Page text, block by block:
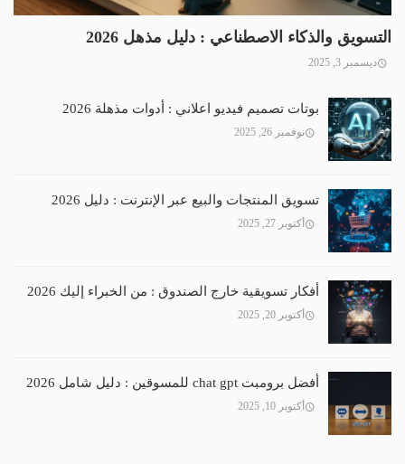
التسويق والذكاء الاصطناعي : دليل مذهل 2026
ديسمبر 3, 2025
بوتات تصميم فيديو اعلاني : أدوات مذهلة 2026
نوفمبر 26, 2025
تسويق المنتجات والبيع عبر الإنترنت : دليل 2026
أكتوبر 27, 2025
أفكار تسويقية خارج الصندوق : من الخبراء إليك 2026
أكتوبر 20, 2025
أفضل برومبت chat gpt للمسوقين : دليل شامل 2026
أكتوبر 10, 2025